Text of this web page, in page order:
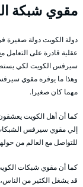
مقوي شبكة
دولة الكويت دولة صغيرة
عقلية قادرة على التعامل
سيرفس الكويت لكي
وهذا ما يوفره مقوي
مهما كان صغيرا.
كما أن أهل الكويت
إلي مقوي سيرفس
للتواصل مع العالم من
كما أن مقوي شبكات
قد يشغل الكثير من الناس،